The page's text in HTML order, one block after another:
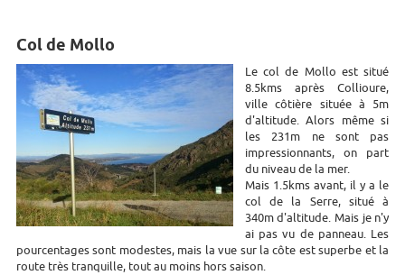
Col de Mollo
Le col de Mollo est situé
8.5kms après Collioure,
ville côtière située à 5m
d'altitude. Alors même si
les 231m ne sont pas
impressionnants, on part
du niveau de la mer.
Mais 1.5kms avant, il y a le
col de la Serre, situé à
340m d'altitude. Mais je n'y
ai pas vu de panneau. Les
pourcentages sont modestes, mais la vue sur la côte est superbe et la
route très tranquille, tout au moins hors saison.